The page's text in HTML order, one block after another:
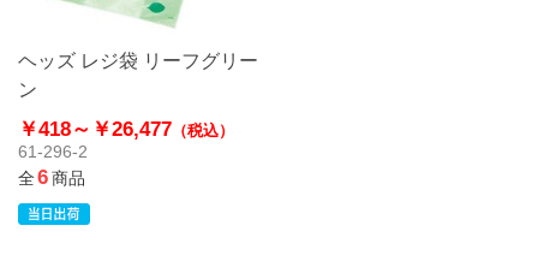
ヘッズ レジ袋 リーフグリー
ン
￥418～ ￥26,477 （税込）
61-296-2
全6商品